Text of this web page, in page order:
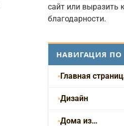
сайт или выразить
благодарности.
НАВИГАЦИЯ ПО
Главная
Дизайн
Дома из…